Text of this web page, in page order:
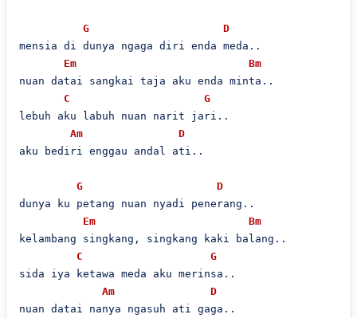
G
D
mensia di dunya ngaga diri enda meda..
Em
Bm
nuan datai sangkai taja aku enda minta..
C
G
lebuh aku labuh nuan narit jari..
Am
D
aku bediri enggau andal ati..
G
D
dunya ku petang nuan nyadi penerang..
Em
Bm
kelambang singkang, singkang kaki balang..
C
G
sida iya ketawa meda aku merinsa..
Am
D
nuan datai nanya ngasuh ati gaga..